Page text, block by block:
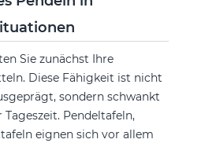
Sie zunächst Ihre
Diese Fähigkeit ist nicht
sondern schwankt
Pendeltafeln,
eignen sich vor allem